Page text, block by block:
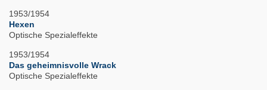
1953/1954
Hexen
Optische Spezialeffekte
1953/1954
Das geheimnisvolle Wrack
Optische Spezialeffekte